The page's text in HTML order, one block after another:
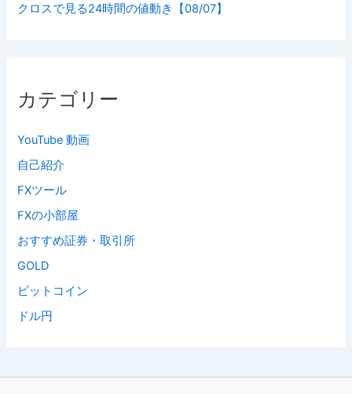
クロスで見る24時間の値動き【08/07】
カテゴリー
YouTube 動画
自己紹介
FXツール
FXの小部屋
おすすめ証券・取引所
GOLD
ビットコイン
ドル円